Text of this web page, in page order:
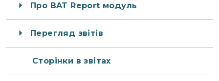
Про BAT Report модуль
Перегляд звітів
Сторінки в звітах